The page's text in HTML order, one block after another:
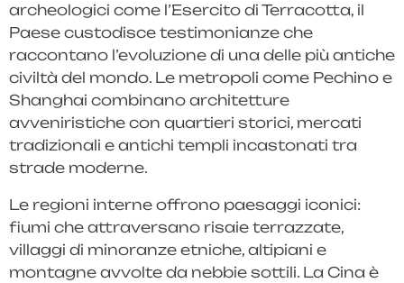
archeologici come l’Esercito di Terracotta, il
Paese custodisce testimonianze che
raccontano l’evoluzione di una delle più antiche
civiltà del mondo. Le metropoli come Pechino e
Shanghai combinano architetture
avveniristiche con quartieri storici, mercati
tradizionali e antichi templi incastonati tra
strade moderne.
Le regioni interne offrono paesaggi iconici:
fiumi che attraversano risaie terrazzate,
villaggi di minoranze etniche, altipiani e
montagne avvolte da nebbie sottili. La Cina è